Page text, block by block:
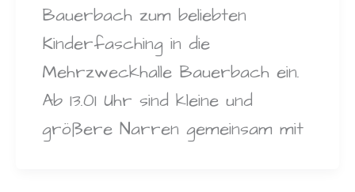
Bauerbach zum beliebten
Kinderfasching in die
Mehrzweckhalle Bauerbach ein.
Ab 13.01 Uhr sind kleine und
größere Narren gemeinsam mit